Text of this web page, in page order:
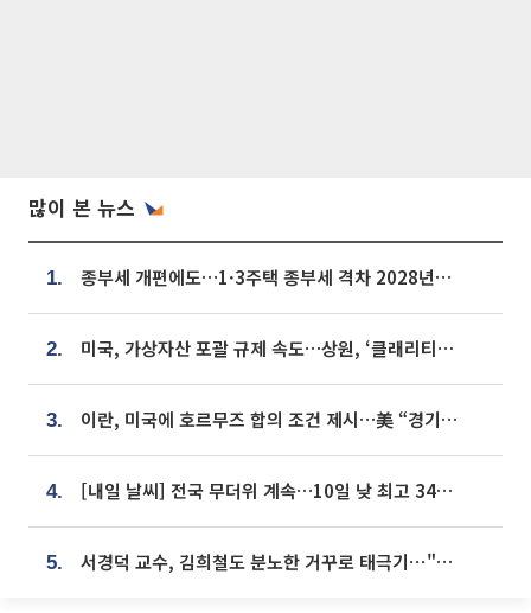
많이 본 뉴스
1. 종부세 개편에도…1·3주택 종부세 격차 2028년부터 확대
2. 미국, 가상자산 포괄 규제 속도…상원, ‘클래리티법’ 9월 절차투표 추진
3. 이란, 미국에 호르무즈 합의 조건 제시…美 “경기 아직 안 끝나” [종합]
4. [내일 날씨] 전국 무더위 계속…10일 낮 최고 34도 육박
5. 서경덕 교수, 김희철도 분노한 거꾸로 태극기⋯"엉터리는 아냐, 아쉬울 뿐"